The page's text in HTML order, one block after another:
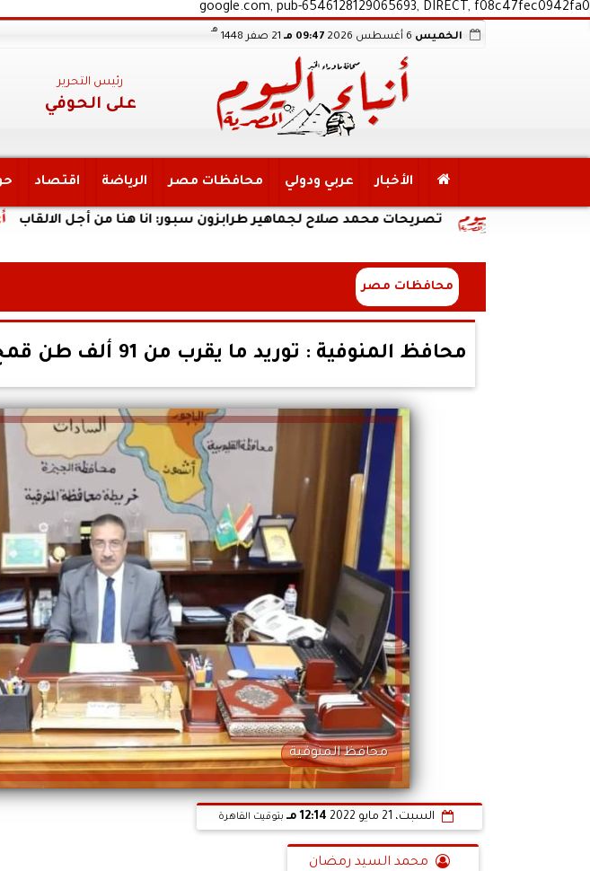
google.com, pub-6546128129065693, DIRECT, f08c47fec0942fa0
الخميس 09:47 مـ 21 صفر 1448
هـ
رئيس التحرير
على الحوفي
الأخبار عربي ودولي محافظات مصر الرياضة اقتصاد
تصريحات محمد صلاح لجماهير طرابزون سبور: انا هنا من أجل الالقاب
محافظات مصر
محافظ المنوفية : توريد ما يقرب من 91 ألف طن قمح منذ بدء موسم الحصاد
محافظ المنوفية
السبت، 21 مايو 2022 12:14 مـ بتوقيت القاهرة
محمد السيد رمضان